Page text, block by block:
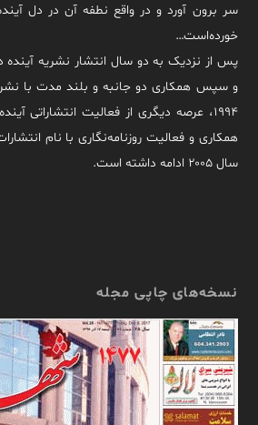
سر برون آورد و در واقع نطفه آن در دل
خورده‌است…
پس از نزدیک به دو سال انتشار نشریه آینده
و سپس همکاری دو جانبه و بلند مدت با
۱۹۹۴، عرصه دیگری از فعالیت انتشاراتی
همکاری و فعالیت روزنامه‌نگاری با نام
سال ۲۰۰۵ ادامه داشته است.
نسخه‌های چاپی مجله